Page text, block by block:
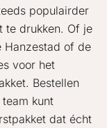
populairder
te drukken. Of je
Hanzestad of de
voor het
Bestellen
kunt
dat écht